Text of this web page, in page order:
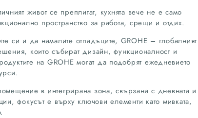
живот се преплитат, кухнята вече не е само
пространство за работа, срещи и отдих.
си и да намалите отпадъците, GROHE – глобалният
които събират дизайн, функционалност и
на GROHE могат да подобрят ежедневието
в интегрирана зона, свързана с дневната и
фокусът е върху ключови елементи като мивката,